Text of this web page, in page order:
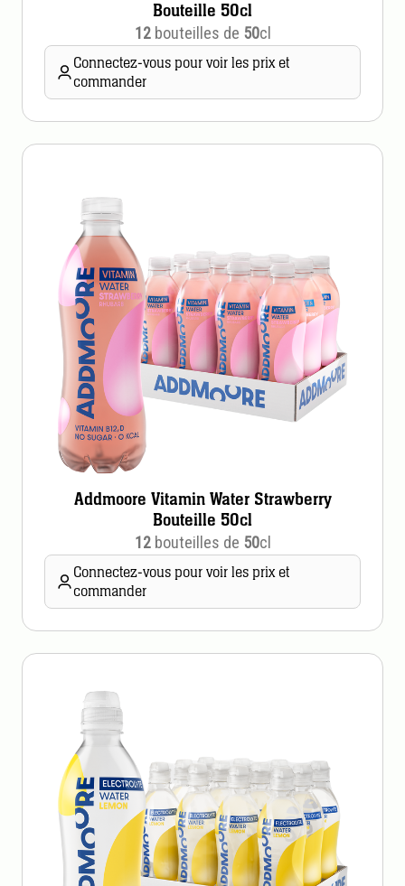
Bouteille 50cl
12bouteilles de 50cl
Connectez-vous pour voir les prix et
commander
Addmoore Vitamin Water Strawberry
Bouteille 50cl
12bouteilles de 50cl
Connectez-vous pour voir les prix et
commander